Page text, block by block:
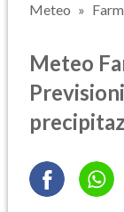
Meteo
Meteo